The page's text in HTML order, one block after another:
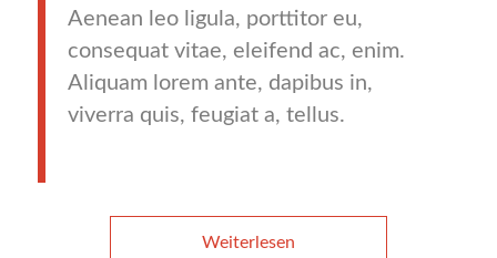
Aenean leo ligula, porttitor eu,
consequat vitae, eleifend ac, enim.
Aliquam lorem ante, dapibus in,
viverra quis, feugiat a, tellus.
Weiterlesen